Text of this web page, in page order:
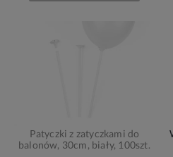
Patyczki z zatyczkami do
balonów, 30cm, biały, 100szt.